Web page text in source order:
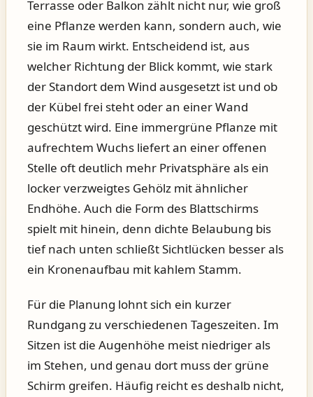
Terrasse oder Balkon zählt nicht nur, wie groß
eine Pflanze werden kann, sondern auch, wie
sie im Raum wirkt. Entscheidend ist, aus
welcher Richtung der Blick kommt, wie stark
der Standort dem Wind ausgesetzt ist und ob
der Kübel frei steht oder an einer Wand
geschützt wird. Eine immergrüne Pflanze mit
aufrechtem Wuchs liefert an einer offenen
Stelle oft deutlich mehr Privatsphäre als ein
locker verzweigtes Gehölz mit ähnlicher
Endhöhe. Auch die Form des Blattschirms
spielt mit hinein, denn dichte Belaubung bis
tief nach unten schließt Sichtlücken besser als
ein Kronenaufbau mit kahlem Stamm.
Für die Planung lohnt sich ein kurzer
Rundgang zu verschiedenen Tageszeiten. Im
Sitzen ist die Augenhöhe meist niedriger als
im Stehen, und genau dort muss der grüne
Schirm greifen. Häufig reicht es deshalb nicht,